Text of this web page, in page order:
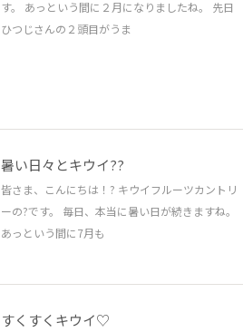
す。 あっという間に２月になりましたね。 先日
ひつじさんの２頭目がうま
暑い日々とキウイ??
皆さま、こんにちは！? キウイフルーツカントリ
ーの?です。 毎日、本当に暑い日が続きますね。
あっという間に7月も
すくすくキウイ♡